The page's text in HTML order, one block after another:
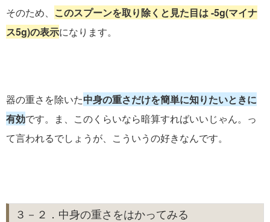
そのため、
このスプーンを取り除くと見た目は -5g(マイナ
ス5g)の表示になります。
器の重さを除いた中身の重さだけを簡単に知りたいときに
有効です。ま、このくらいなら暗算すればいいじゃん。っ
て言われるでしょうが、こういうの好きなんです。
３－２．中身の重さをはかってみる